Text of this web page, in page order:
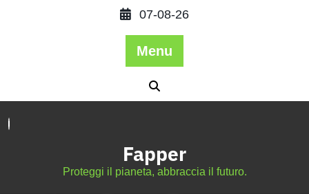
07-08-26
Menu
Fapper
Proteggi il pianeta, abbraccia il futuro.